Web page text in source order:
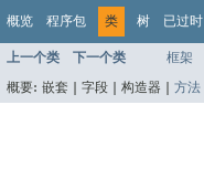
概览 程序包 类 树 已过时
上一个类 下一个类 框架
概要: 嵌套 | 字段 | 构造器 | 方法